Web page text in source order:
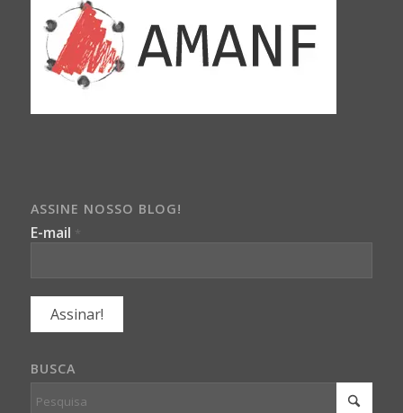
ASSINE NOSSO BLOG!
E-mail *
BUSCA